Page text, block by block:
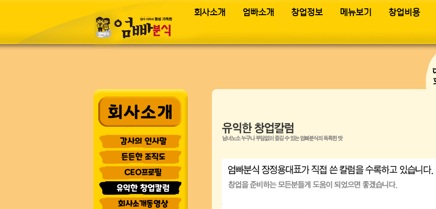
회사소개 엄빠소개 창업정보 메뉴보기 창업비용 매장찾기
감사의 인사말
든든한 조직도
CEO프로필
유익한 창업칼럼
회사소개동영상